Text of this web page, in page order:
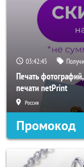
03:42:42
Печать
печати netPrint
Россия
Промокод